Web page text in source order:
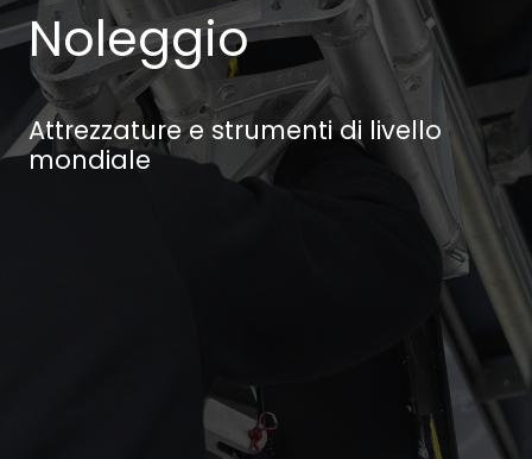
Noleggio
Attrezzature e strumenti di livello
mondiale